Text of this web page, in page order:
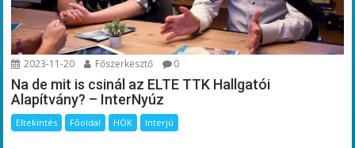
2023-11-20 Főszerkesztő 0
Na de mit is csinál az ELTE TTK Hallgatói
Alapítvány? – InterNyúz
Eltekintés Főoldal HÖK Interjú